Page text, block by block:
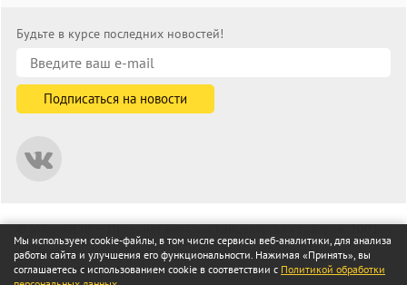
Будьте в курсе последних новостей!
© informat.ru — Интернет-магазин канцелярских товаров. 2001—
2026
Все права защищены
Мы используем cookie-файлы, в том числе сервисы веб-аналитики, для анализа
работы сайта и улучшения его функциональности. Нажимая «Принять», вы
соглашаетесь с использованием cookie в соответствии с Политикой обработки